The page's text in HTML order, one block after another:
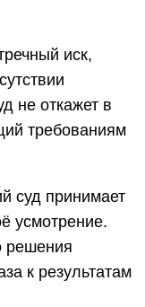
иск,
не откажет в
требованиям
суд принимает
усмотрение.
решения
к результатам